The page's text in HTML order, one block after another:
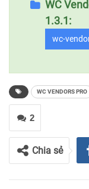
WC
1.3.1:
wc-
WC VENDORS PRO
2
Chia sẻ